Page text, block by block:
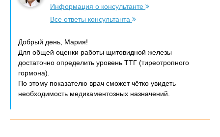
Информация о консультанте
Все ответы консультанта
Добрый день, Мария!
Для общей оценки работы щитовидной железы
достаточно определить уровень ТТГ (тиреотропного
гормона).
По этому показателю врач сможет чётко увидеть
необходимость медикаментозных назначений.